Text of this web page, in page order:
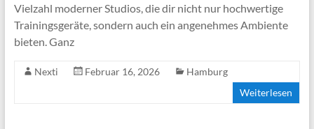
Vielzahl moderner Studios, die dir nicht nur hochwertige
Trainingsgeräte, sondern auch ein angenehmes Ambiente
bieten. Ganz
Nexti Februar 16, 2026
Hamburg
Weiterlesen